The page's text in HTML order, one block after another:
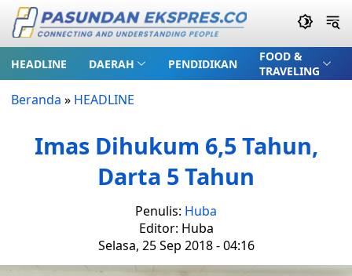
HEADLINE DAERAH PENDIDIKAN
FOOD &
TRAVELING
Beranda » HEADLINE
Imas Dihukum 6,5 Tahun,
Darta 5 Tahun
Penulis: Huba
Editor: Huba
Selasa, 25 Sep 2018 - 04:16